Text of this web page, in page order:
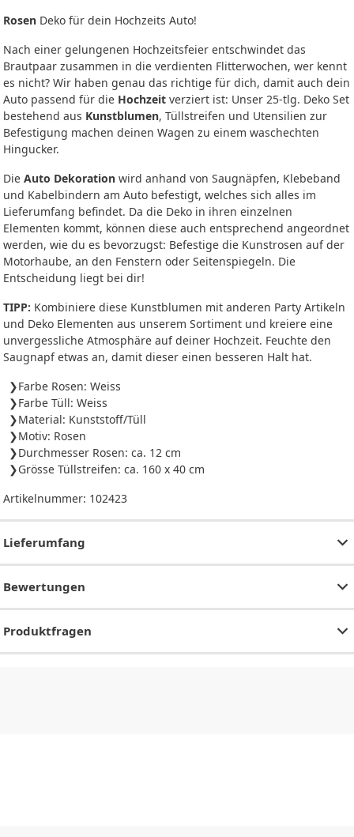
Rosen Deko für dein Hochzeits Auto!
Nach einer gelungenen Hochzeitsfeier entschwindet das
Brautpaar zusammen in die verdienten Flitterwochen, wer kennt
es nicht? Wir haben genau das richtige für dich, damit auch dein
Auto passend für die Hochzeit verziert ist: Unser 25-tlg. Deko Set
bestehend aus Kunstblumen, Tüllstreifen und Utensilien zur
Befestigung machen deinen Wagen zu einem waschechten
Hingucker.
Die Auto Dekoration wird anhand von Saugnäpfen, Klebeband
und Kabelbindern am Auto befestigt, welches sich alles im
Lieferumfang befindet. Da die Deko in ihren einzelnen
Elementen kommt, können diese auch entsprechend angeordnet
werden, wie du es bevorzugst: Befestige die Kunstrosen auf der
Motorhaube, an den Fenstern oder Seitenspiegeln. Die
Entscheidung liegt bei dir!
TIPP: Kombiniere diese Kunstblumen mit anderen Party Artikeln
und Deko Elementen aus unserem Sortiment und kreiere eine
unvergessliche Atmosphäre auf deiner Hochzeit. Feuchte den
Saugnapf etwas an, damit dieser einen besseren Halt hat.
Farbe Rosen: Weiss
Farbe Tüll: Weiss
Material: Kunststoff/Tüll
Motiv: Rosen
Durchmesser Rosen: ca. 12 cm
Grösse Tüllstreifen: ca. 160 x 40 cm
Artikelnummer: 102423
Lieferumfang
Bewertungen
Produktfragen